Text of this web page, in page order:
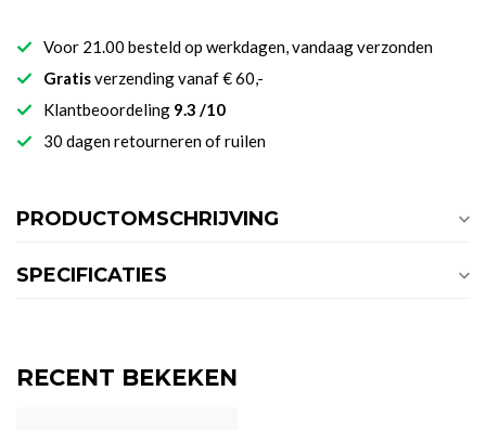
Voor 21.00 besteld op werkdagen, vandaag verzonden
Gratisverzending vanaf € 60,-
Klantbeoordeling 9.3 /10
30 dagen retourneren of ruilen
PRODUCTOMSCHRIJVING
SPECIFICATIES
RECENT BEKEKEN